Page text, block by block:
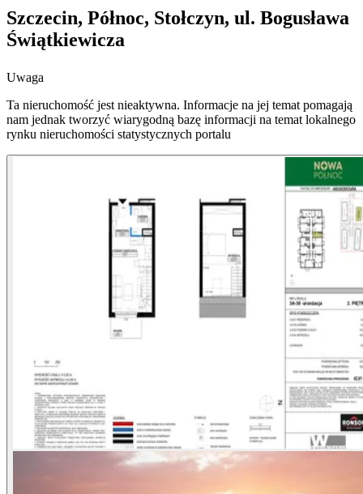
Szczecin, Północ, Stołczyn, ul. Bogusława
Świątkiewicza
Uwaga
Ta nieruchomość jest nieaktywna. Informacje na jej temat pomagają
nam jednak tworzyć wiarygodną bazę informacji na temat lokalnego
rynku nieruchomości statystycznych portalu